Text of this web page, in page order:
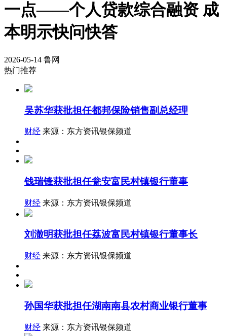
一点——个人贷款综合融资 成
本明示快问快答
2026-05-14 鲁网
热门推荐
吴苏华获批担任都邦保险销售副总经理
财经 来源：东方资讯银保频道
钱瑞锋获批担任瓮安富民村镇银行董事
财经 来源：东方资讯银保频道
刘澈明获批担任荔波富民村镇银行董事长
财经 来源：东方资讯银保频道
孙国华获批担任湖南南县农村商业银行董事
财经 来源：东方资讯银保频道